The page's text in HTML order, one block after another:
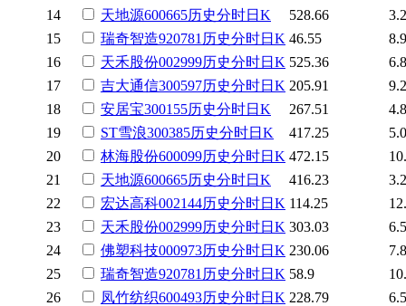
14
天地源600665历史分时日K 528.66
15
瑞奇智造920781 历史分时日K 46.55
16
天禾股份002999历史分时日K 525.36
17
吉大通信300597历史分时日K 205.91
18
安居宝300155历史分时日K 267.51
19
ST雪浪300385历史分时日K 417.25
20
林海股份600099历史分时日K 472.15
21
天地源600665历史分时日K 416.23
22
宏达高科002144历史分时日K 114.25
23
天禾股份002999历史分时日K 303.03
24
佛塑科技000973历史分时日K 230.06
25
瑞奇智造920781 历史分时日K 58.9
26
凤竹纺织600493历史分时日K 228.79